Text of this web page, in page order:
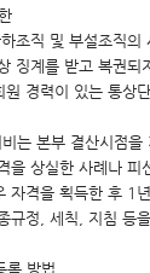
조직 및 부설조직의
징계를 받고 복권되
원 경력이 있는 통상
는 본부 결산시점을
을 상실한 사례나 피
자격을 획득한 후 1
규정, 세칙, 지침 등
록 방법